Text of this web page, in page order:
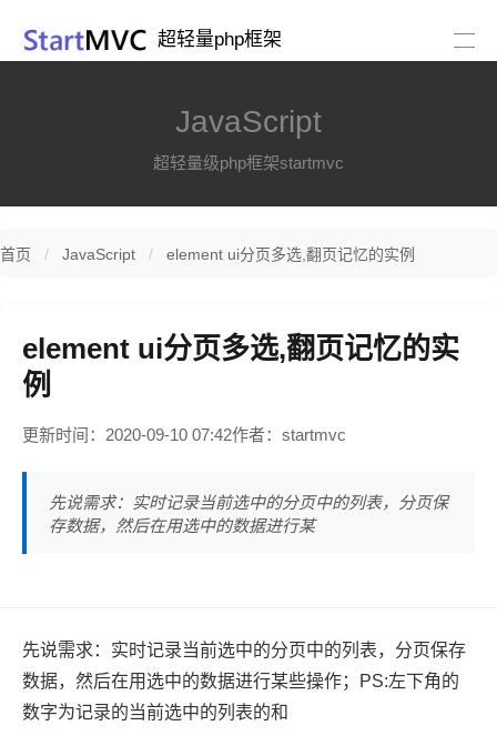
超轻量php框架
JavaScript
超轻量级php框架startmvc
首页 JavaScript element ui分页多选,翻页记忆的实例
element ui分页多选,翻页记忆的实
例
更新时间：2020-09-10 07:42作者：startmvc
先说需求：实时记录当前选中的分页中的列表，分页保
存数据，然后在用选中的数据进行某
先说需求：实时记录当前选中的分页中的列表，分页保存
数据，然后在用选中的数据进行某些操作；PS:左下角的
数字为记录的当前选中的列表的和